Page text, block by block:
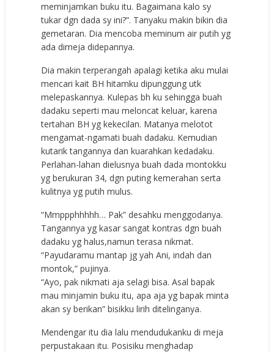
meminjamkan buku itu. Bagaimana kalo sy
tukar dgn dada sy ini?”. Tanyaku makin bikin dia
gemetaran. Dia mencoba meminum air putih yg
ada dimeja didepannya.
Dia makin terperangah apalagi ketika aku mulai
mencari kait BH hitamku dipunggung utk
melepaskannya. Kulepas bh ku sehingga buah
dadaku seperti mau meloncat keluar, karena
tertahan BH yg kekecilan. Matanya melotot
mengamat-ngamati buah dadaku. Kemudian
kutarik tangannya dan kuarahkan kedadaku.
Perlahan-lahan dielusnya buah dada montokku
yg berukuran 34, dgn puting kemerahan serta
kulitnya yg putih mulus.
“Mmppphhhhh… Pak” desahku menggodanya.
Tangannya yg kasar sangat kontras dgn buah
dadaku yg halus,namun terasa nikmat.
“Payudaramu mantap jg yah Ani, indah dan
montok,” pujinya.
“Ayo, pak nikmati aja selagi bisa. Asal bapak
mau minjamin buku itu, apa aja yg bapak minta
akan sy berikan” bisikku lirih ditelinganya.
Mendengar itu dia lalu mendudukanku di meja
perpustakaan itu. Posisiku menghadap